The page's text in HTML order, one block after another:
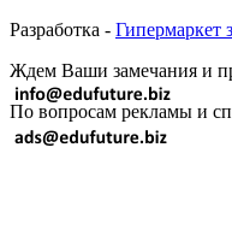
Разработка - Гипермаркет
Ждем Ваши замечания и
По вопросам рекламы и